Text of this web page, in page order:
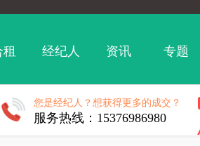
经纪人 资讯 专题
您是经纪人？想获得更多的成交？
服务热线：15376986980